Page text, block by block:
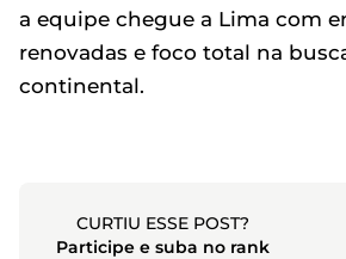
a equipe chegue a Lima com
renovadas e foco total na
continental.
CURTIU ESSE POST?
Participe e suba no rank